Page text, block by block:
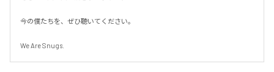
今の僕たちを、ぜひ聴いてください。
We Are Snugs.